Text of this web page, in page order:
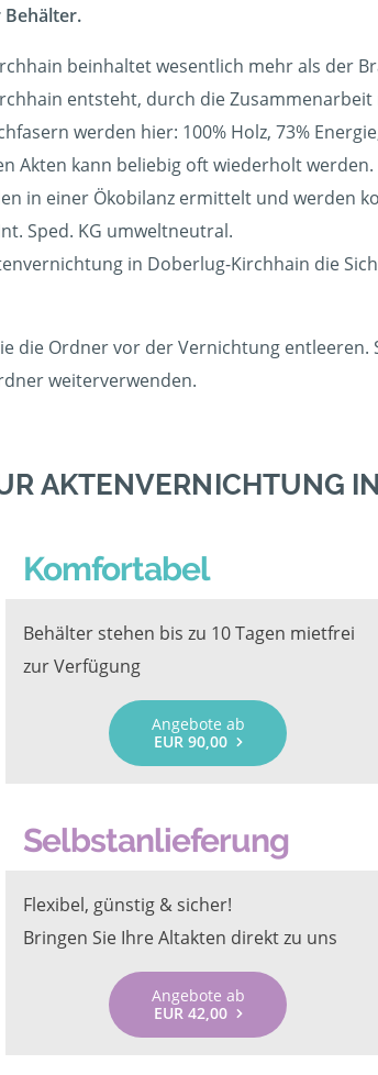
Behälter.
beinhaltet wesentlich mehr als der
entsteht, durch die
werden hier: 100% Holz, 73%
Akten kann beliebig oft wiederholt werden.
in einer Ökobilanz ermittelt und werden
Sped. KG umweltneutral.
in Doberlug-Kirchhain die
die Ordner vor der Vernichtung entleeren.
weiterverwenden.
AKTENVERNICHTUNG
Komfortabel
Behälter stehen bis zu 10 Tagen mietfrei
zur Verfügung
Angebote ab
EUR 90,00
Selbstanlieferung
Flexibel, günstig & sicher!
Bringen Sie Ihre Altakten direkt zu uns
Angebote ab
EUR 42,00